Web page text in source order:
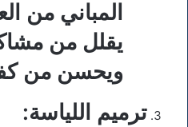
المباني من
يقلل من
ويحسن من
ترميم اللياسة: